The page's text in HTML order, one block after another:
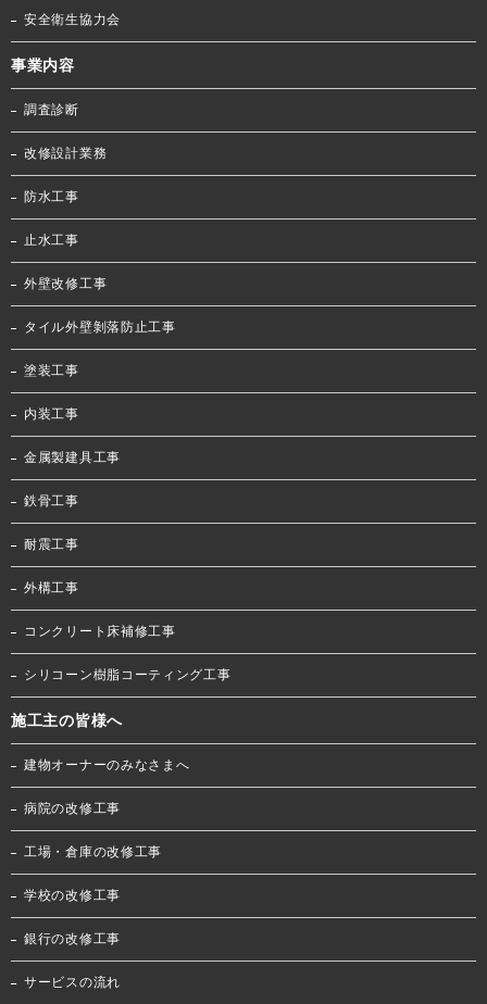
安全衛生協力会
事業内容
調査診断
改修設計業務
防水工事
止水工事
外壁改修工事
タイル外壁剝落防止工事
塗装工事
内装工事
金属製建具工事
鉄骨工事
耐震工事
外構工事
コンクリート床補修工事
シリコーン樹脂コーティング工事
施工主の皆様へ
建物オーナーのみなさまへ
病院の改修工事
工場・倉庫の改修工事
学校の改修工事
銀行の改修工事
サービスの流れ